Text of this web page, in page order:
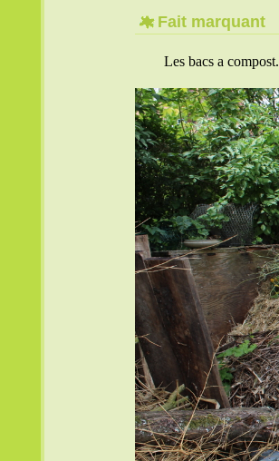
Fait marquant
Les bacs a compost.